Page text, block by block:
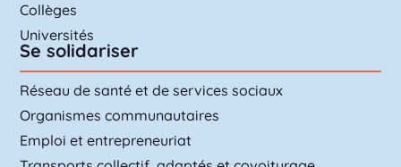
Collèges
Universités
Se solidariser
Réseau de santé et de services sociaux
Organismes communautaires
Emploi et entrepreneuriat